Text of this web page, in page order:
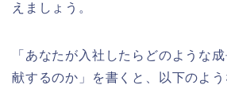
えましょう。
「あなたが入社したらどのような
献するのか」を書くと、以下のよ